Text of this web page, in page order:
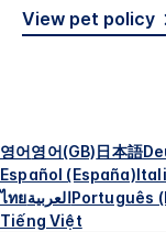
View pet policy
영어영어(GB)日本語
Español (España)
ไทยالعربيةPortuguês
Tiếng Việt